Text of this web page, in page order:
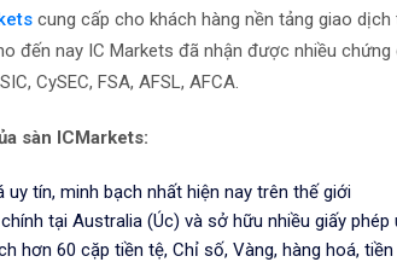
cung cấp cho khách hàng nền tảng giao
đến nay IC Markets đã nhận được nhiều
CySEC, FSA, AFSL, AFCA.
sàn ICMarkets:
tín, minh bạch nhất hiện nay trên thế giới
tại Australia (Úc) và sở hữu nhiều giấy phép
hơn 60 cặp tiền tệ, Chỉ số, Vàng, hàng hoá,